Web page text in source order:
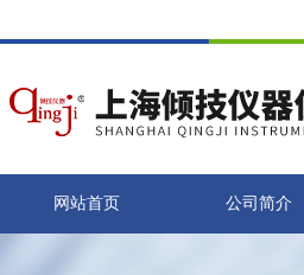
网站首页 公司简介